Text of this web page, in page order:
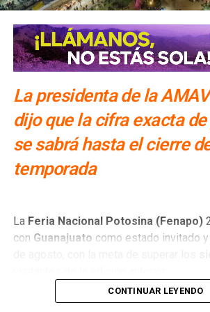
en relleno intermunicipal
NO TE PIERDAS
Se reducirá jornada escolar por
SEGE
La presidenta de la
dijo que la cifra exacta
se sabrá hasta el cierre
temporada
La Feria Nacional Potosina (Fenapo)
con Guanajuato como estado invitado
Daniela Alejandra Alonso Barrón,
CONTINUAR LEYENDO